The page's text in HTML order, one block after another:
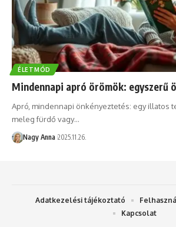
ÉLETMÓD
Mindennapi apró örömök: egyszerű
Apró, mindennapi önkényeztetés: egy illatos
meleg fürdő vagy…
Nagy Anna 2025.11.26.
Adatkezelési tájékoztató
Kapcsolat